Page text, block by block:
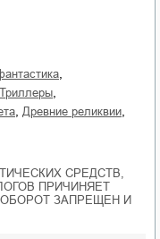
триллеры
древние реликвии
СРЕДСТВ,
ПРИЧИНЯЕТ
ЗАПРЕЩЕН И